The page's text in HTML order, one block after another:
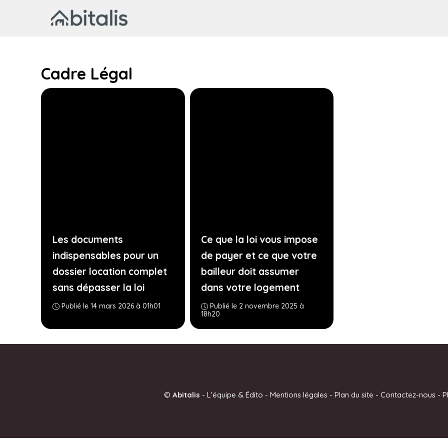
Cadre Légal
Les documents
indispensables pour un
dossier location complet
sans dépasser la loi
Publié le 14 mars 2026 à 01h01
Ce que la loi vous impose
de payer et ce que votre
bailleur doit assumer
dans votre logement
Publié le 2 novembre 2025 à
18h20
© Abitalis - L'équipe & Édito - Mentions légales- Plan du site - Contactez-nous-